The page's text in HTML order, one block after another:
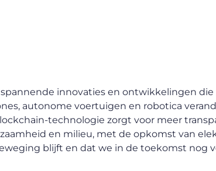
innovaties en ontwikkelingen
autonome voertuigen en robotica
technologie zorgt voor meer
en milieu, met de opkomst van
blijft en dat we in de toekomst nog